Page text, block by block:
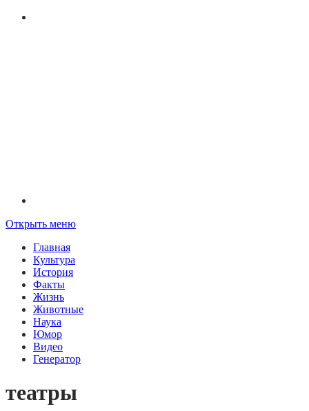
Открыть меню
Главная
Культура
История
Факты
Жизнь
Животные
Наука
Юмор
Видео
Генератор
театры